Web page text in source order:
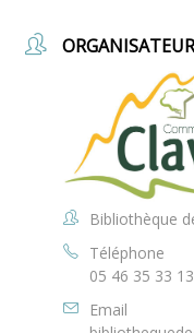
Bibliothèque
Téléphone
05 46 35 33 13
Email